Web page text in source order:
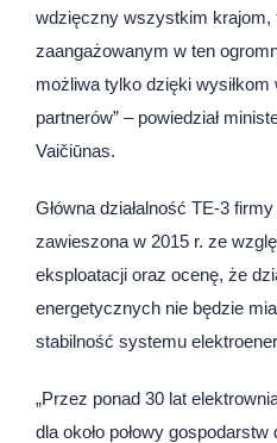
wdzięczny wszystkim krajom,
zaangażowanym w ten
możliwa tylko dzięki
partnerów” – powiedział
Vaičiūnas.
Główna działalność TE-3
zawieszona w 2015 r. ze
eksploatacji oraz ocenę, że
energetycznych nie będzie
stabilność systemu
„Przez ponad 30 lat
dla około połowy